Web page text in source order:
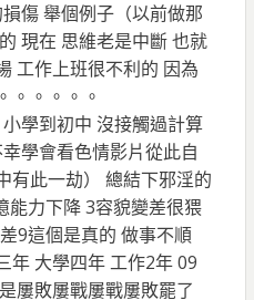
傷 舉個例子（以前做那
現在 思維老是中斷 也就
工作上班很不利的 因為
。。。。。
學到初中 沒接觸過計算
學會看色情影片從此自
有此一劫） 總結下邪淫的
能力下降 3容貌變差很猥
9這個是真的 做事不順
年 大學四年 工作2年 09
屢敗屢戰屢戰屢敗罷了